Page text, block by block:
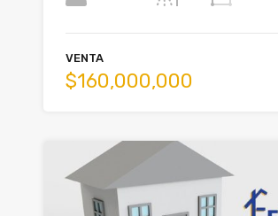
VENTA
$160,000,000